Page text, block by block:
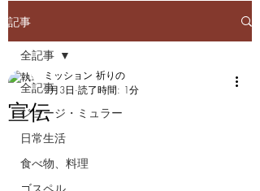
記事
全記事
ジョージ・ミュラー
日常生活
食べ物、料理
全記事
宣伝
ミッション 祈りの
2月3日 読了時間: 1分